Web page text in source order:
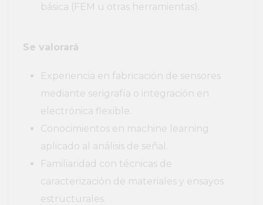
básica (FEM u otras herramientas).
Se valorará
Experiencia en fabricación de sensores
mediante serigrafía o integración en
electrónica flexible.
Conocimientos en machine learning
aplicado al análisis de señal.
Familiaridad con técnicas de
caracterización de materiales y ensayos
estructurales.